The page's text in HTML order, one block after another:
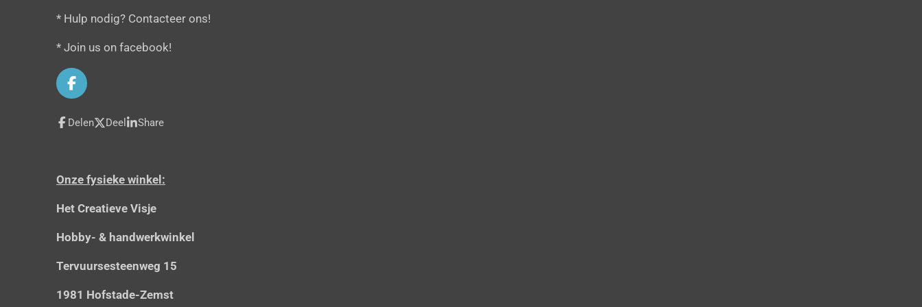
* Hulp nodig? Contacteer ons!
* Join us on facebook!
F
a
c
e
k
Delen Deel Share
Onze fysieke winkel:
Het Creatieve Visje
Hobby- & handwerkwinkel
Tervuursesteenweg 15
1981 Hofstade-Zemst